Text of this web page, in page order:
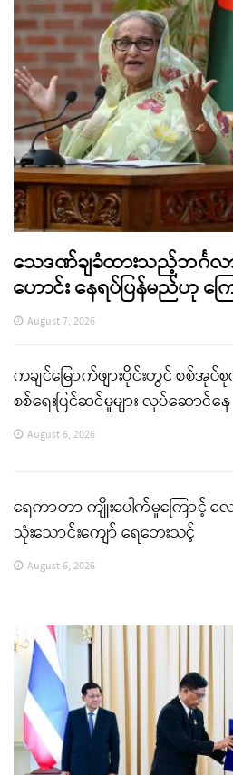
သေဒဏ်ချခံထားသည့်ဘင်္ဂလာ
ဟောင်း နေရပ်ပြန်မည်ဟု က
August 7, 2026
ကချင်မြောက်ဖျားပိုင်းတွင် စစ်အု
စစ်ရေးပြင်ဆင်မှုများ လုပ်ဆောင်နေ
August 6, 2026
ရေကာတာ ကျိုးပေါက်မှုကြောင့် လ
သုံးသောင်းကျော် ရေဘေးသင့်
August 6, 2026